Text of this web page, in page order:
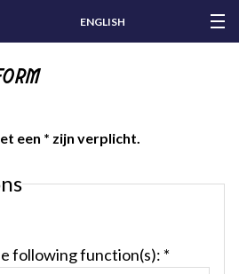
ENGLISH
een * zijn verplicht.
following function(s): *